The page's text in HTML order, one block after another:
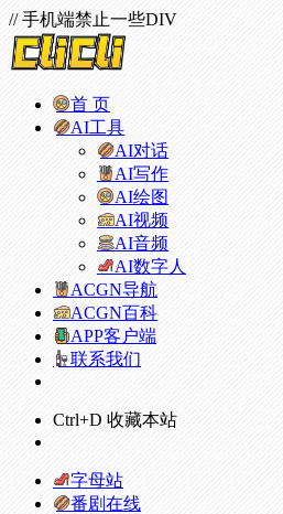
// 手机端禁止一些DIV
首 页
AI工具
AI对话
AI写作
AI绘图
AI视频
AI音频
AI数字人
ACGN导航
ACGN百科
APP客户端
联系我们
Ctrl+D 收藏本站
字母站
番剧在线